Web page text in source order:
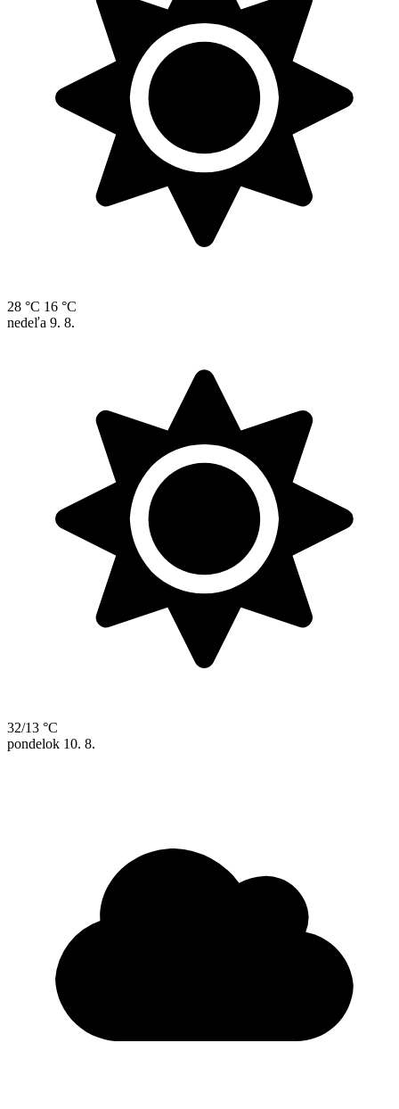
28 °C 16 °C
nedeľa 9. 8.
32/13 °C
pondelok 10. 8.